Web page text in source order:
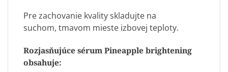
Pre zachovanie kvality skladujte na
suchom, tmavom mieste izbovej teploty.
Rozjasňujúce sérum Pineapple brightening
obsahuje: